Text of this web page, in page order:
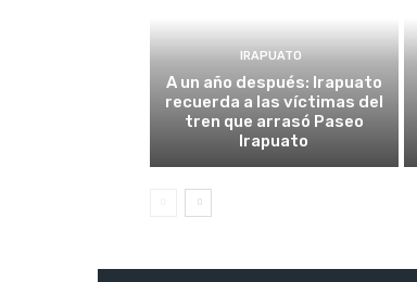
IRAPUATO
A un año después: Irapuato
recuerda a las víctimas del
tren que arrasó Paseo
Irapuato